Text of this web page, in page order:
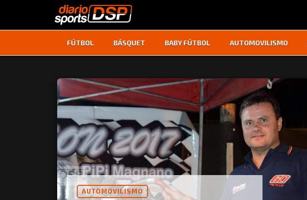
FÚTBOL BÁSQUET BABY FÚTBOL AUTOMOVILISMO
AUTOMOVILISMO